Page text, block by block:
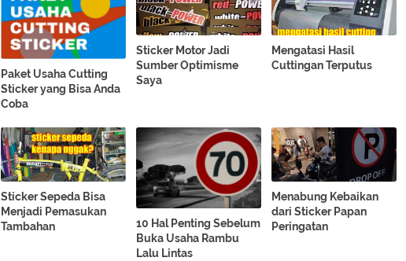
Paket Usaha Cutting
Sticker yang Bisa Anda
Coba
Sticker Motor Jadi
Sumber Optimisme
Saya
Mengatasi Hasil
Cuttingan Terputus
Sticker Sepeda Bisa
Menjadi Pemasukan
Tambahan
10 Hal Penting Sebelum
Buka Usaha Rambu
Lalu Lintas
Menabung Kebaikan
dari Sticker Papan
Peringatan